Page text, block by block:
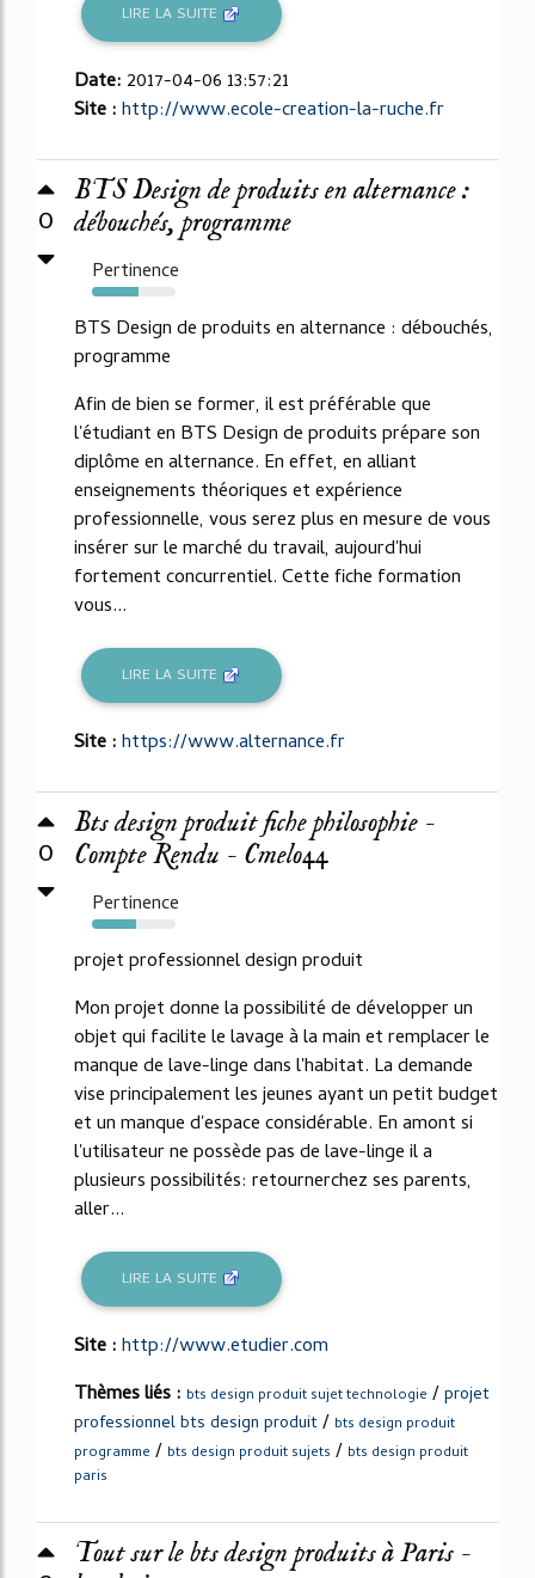
LIRE LA SUITE
Date: 2017-04-06 13:57:21
Site :http://www.ecole-creation-la-ruche.fr
0
BTS Design de produits en alternance :
débouchés, programme
Pertinence
55%
BTS Design de produits en alternance : débouchés,
programme
Afin de bien se former, il est préférable que
l'étudiant en BTS Design de produits prépare son
diplôme en alternance. En effet, en alliant
enseignements théoriques et expérience
professionnelle, vous serez plus en mesure de vous
insérer sur le marché du travail, aujourd'hui
fortement concurrentiel. Cette fiche formation
vous...
LIRE LA SUITE
Site :https://www.alternance.fr
0
Bts design produit fiche philosophie -
Compte Rendu - Cmelo44
Pertinence
53%
projet professionnel design produit
Mon projet donne la possibilité de développer un
objet qui facilite le lavage à la main et remplacer le
manque de lave-linge dans l'habitat. La demande
vise principalement les jeunes ayant un petit budget
et un manque d'espace considérable. En amont si
l'utilisateur ne possède pas de lave-linge il a
plusieurs possibilités: retournerchez ses parents,
aller...
LIRE LA SUITE
Site :http://www.etudier.com
Thèmes liés : bts design produit sujet technologie /projet
professionnel bts design produit/ bts design produit
programme / bts design produit sujets / bts design produit
paris
Tout sur le bts design produits à Paris -